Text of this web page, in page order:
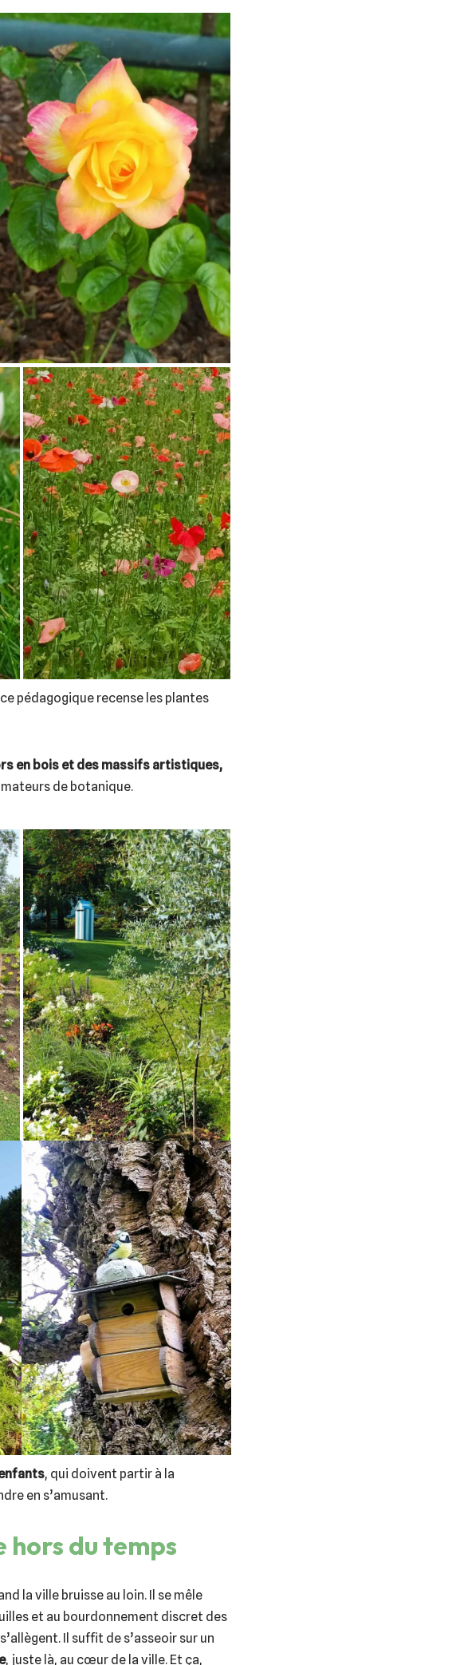
pédagogique recense les plantes
en bois et des massifs artistiques,
de botanique.
, qui doivent partir à la
en s’amusant.
hors du temps
la ville bruisse au loin. Il se mêle
et au bourdonnement discret des
Il suffit de s’asseoir sur un
, juste là, au cœur de la ville. Et ça,